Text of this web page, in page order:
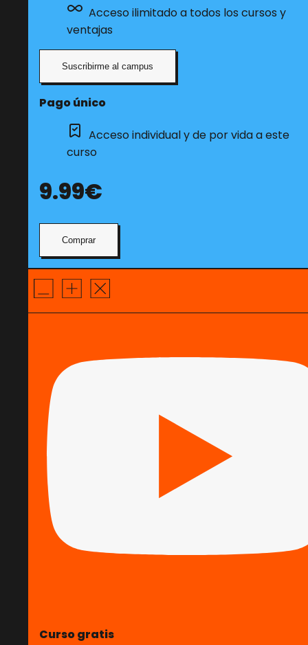
Acceso ilimitado a todos los cursos y
ventajas
Suscribirme al campus
Pago único
Acceso individual y de por vida a este
curso
9.99€
Comprar
Curso gratis